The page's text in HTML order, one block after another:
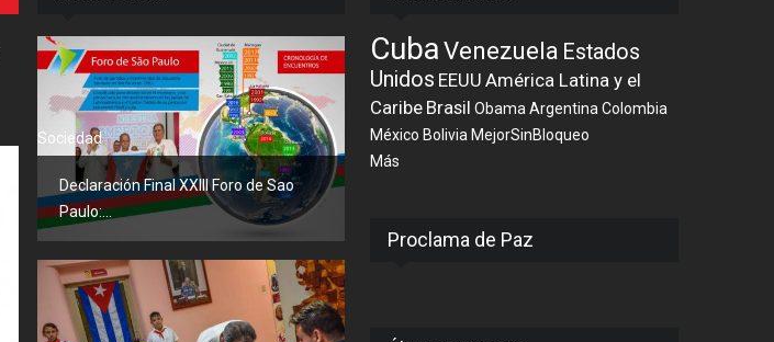
Sociedad
Declaración Final XXIII Foro de Sao
Paulo:...
CubaVenezuela Estados
Unidos EEUU América Latina y el
Caribe Brasil Obama Argentina Colombia
México Bolivia MejorSinBloqueo
Más
Proclama de Paz